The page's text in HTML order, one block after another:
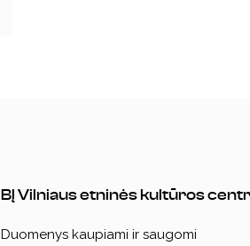
BĮ Vilniaus etninės kultūros
Duomenys kaupiami ir saugomi